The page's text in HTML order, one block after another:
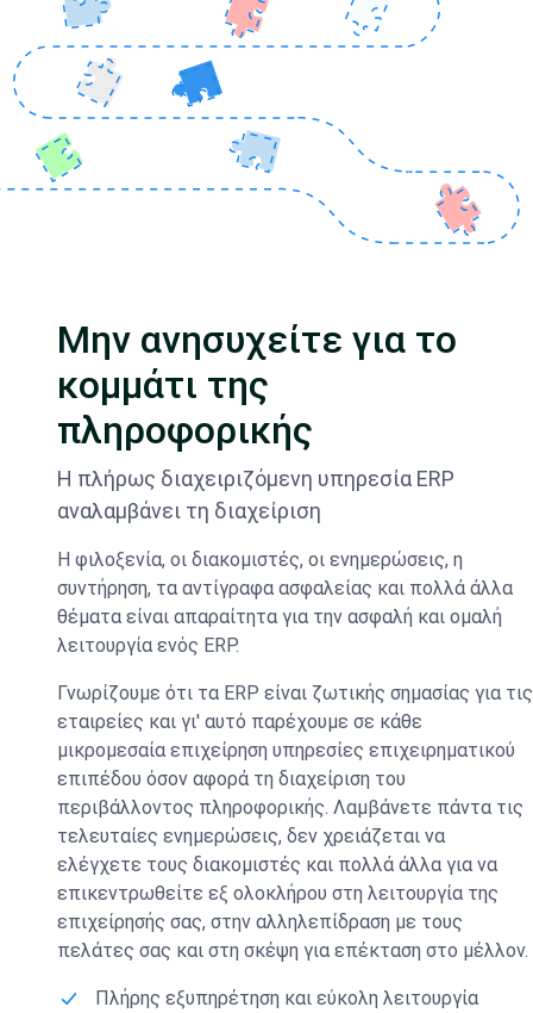
Μην ανησυχείτε για το
κομμάτι της
πληροφορικής
Η πλήρως διαχειριζόμενη υπηρεσία ERP
αναλαμβάνει τη διαχείριση
Η φιλοξενία, οι διακομιστές, οι ενημερώσεις, η
συντήρηση, τα αντίγραφα ασφαλείας και πολλά άλλα
θέματα είναι απαραίτητα για την ασφαλή και ομαλή
λειτουργία ενός ERP.
Γνωρίζουμε ότι τα ERP είναι ζωτικής σημασίας για τις
εταιρείες και γι' αυτό παρέχουμε σε κάθε
μικρομεσαία επιχείρηση υπηρεσίες επιχειρηματικού
επιπέδου όσον αφορά τη διαχείριση του
περιβάλλοντος πληροφορικής. Λαμβάνετε πάντα τις
τελευταίες ενημερώσεις, δεν χρειάζεται να
ελέγχετε τους διακομιστές και πολλά άλλα για να
επικεντρωθείτε εξ ολοκλήρου στη λειτουργία της
επιχείρησής σας, στην αλληλεπίδραση με τους
πελάτες σας και στη σκέψη για επέκταση στο μέλλον.
Πλήρης εξυπηρέτηση και εύκολη λειτουργία